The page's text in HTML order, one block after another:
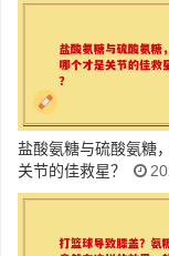
盐酸氨糖与硫酸氨糖
关节的佳救星？